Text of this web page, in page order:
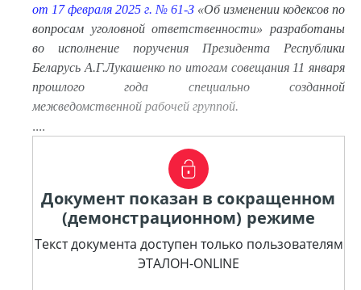
от 17 февраля 2025 г. № 61-З «Об изменении кодексов по
вопросам уголовной ответственности» разработаны
во исполнение поручения Президента Республики
Беларусь А.Г.Лукашенко по итогам совещания 11 января
прошлого года специально созданной
межведомственной рабочей группой.
....
Документ показан в сокращенном
(демонстрационном) режиме
Текст документа доступен только пользователям
ЭТАЛОН-ONLINE